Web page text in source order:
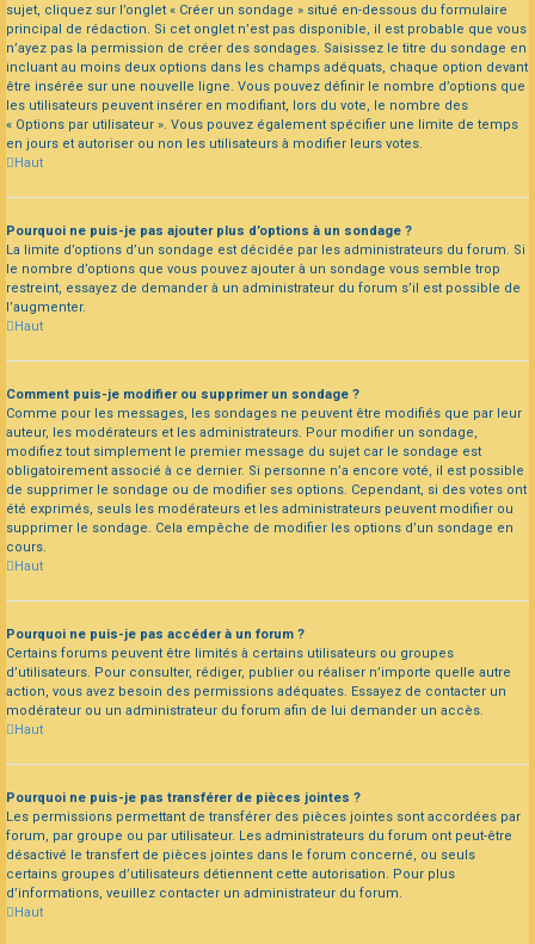
sujet, cliquez sur l’onglet « Créer un sondage » situé en-dessous du formulaire
principal de rédaction. Si cet onglet n’est pas disponible, il est probable que vous
n’ayez pas la permission de créer des sondages. Saisissez le titre du sondage en
incluant au moins deux options dans les champs adéquats, chaque option devant
être insérée sur une nouvelle ligne. Vous pouvez définir le nombre d’options que
les utilisateurs peuvent insérer en modifiant, lors du vote, le nombre des
« Options par utilisateur ». Vous pouvez également spécifier une limite de temps
en jours et autoriser ou non les utilisateurs à modifier leurs votes.
Haut
Pourquoi ne puis-je pas ajouter plus d’options à un sondage ?
La limite d’options d’un sondage est décidée par les administrateurs du forum. Si
le nombre d’options que vous pouvez ajouter à un sondage vous semble trop
restreint, essayez de demander à un administrateur du forum s’il est possible de
l’augmenter.
Haut
Comment puis-je modifier ou supprimer un sondage ?
Comme pour les messages, les sondages ne peuvent être modifiés que par leur
auteur, les modérateurs et les administrateurs. Pour modifier un sondage,
modifiez tout simplement le premier message du sujet car le sondage est
obligatoirement associé à ce dernier. Si personne n’a encore voté, il est possible
de supprimer le sondage ou de modifier ses options. Cependant, si des votes ont
été exprimés, seuls les modérateurs et les administrateurs peuvent modifier ou
supprimer le sondage. Cela empêche de modifier les options d’un sondage en
cours.
Haut
Pourquoi ne puis-je pas accéder à un forum ?
Certains forums peuvent être limités à certains utilisateurs ou groupes
d’utilisateurs. Pour consulter, rédiger, publier ou réaliser n’importe quelle autre
action, vous avez besoin des permissions adéquates. Essayez de contacter un
modérateur ou un administrateur du forum afin de lui demander un accès.
Haut
Pourquoi ne puis-je pas transférer de pièces jointes ?
Les permissions permettant de transférer des pièces jointes sont accordées par
forum, par groupe ou par utilisateur. Les administrateurs du forum ont peut-être
désactivé le transfert de pièces jointes dans le forum concerné, ou seuls
certains groupes d’utilisateurs détiennent cette autorisation. Pour plus
d’informations, veuillez contacter un administrateur du forum.
Haut